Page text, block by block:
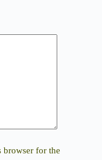
browser for the